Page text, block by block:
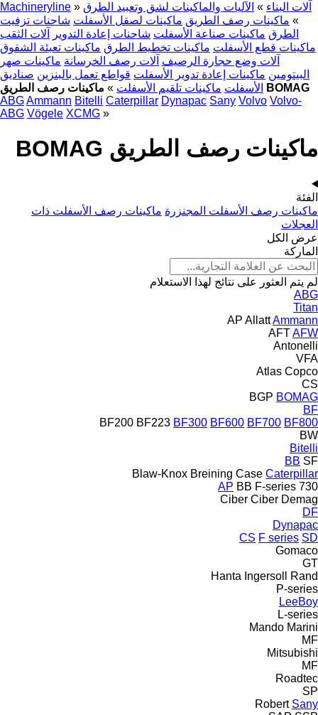
Machineryline » آلات البناء » الآليات والماكينات لشق وتعبيد الطرق
» ماكينات رصف الطريق ماكينات لصقل الأسفلت شاحنات تزفيت
الطرق ماكينات صناعة الأسفلت شاحنات إعادة التدوير
آلات الثقب
ماكينات قطع الأسفلت ماكينات تخطيط الطرق ماكينات تعبئة الشقوق
آلات وضع حجارة الرصيف آلات رصف الخرسانة ماكينات صهر
البيتومين ماكينات إعادة تدوير الأسفلت قواطع تعمل بالبنزين صناديق
الأسفلت ماكينات تلقيم الأسفلت »
ماكينات رصف الطريق BOMAG
ABGAmmann Bitelli Caterpillar Dynapac Sany Volvo Volvo-
ABG Vögele XCMG »
ماكينات رصف الطريق BOMAG
الفئة
ماكينات رصف الأسفلت المجنزرة ماكينات رصف الأسفلت ذات
العجلات
عرض الكل
الماركة
لم يتم العثور على نتائج لهذا الاستعلام
ABG
Titan
AP AllattAmmann
AFTAFW
Antonelli
VFA
Atlas Copco
CS
BGP BOMAG
BF
BF200 BF223 BF300 BF600 BF700 BF800
BW
Bitelli
BB SF
Blaw-Knox Breining Case Caterpillar
730
AP BB F-series
Ciber Ciber Demag
DF
Dynapac
CS F series SD
Gomaco
GT
Hanta Ingersoll Rand
P-series
LeeBoy
L-series
Mando Marini
MF
Mitsubishi
MF
Roadtec
SP
Robert Sany